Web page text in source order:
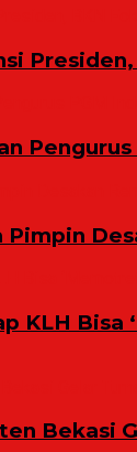
Pimpin
KLH
Bekasi